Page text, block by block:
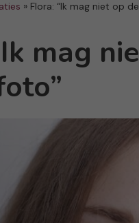
» Flora: “Ik mag niet op
mag